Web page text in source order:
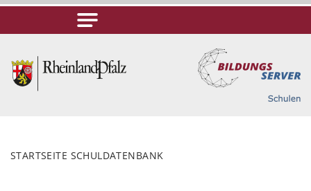
STARTSEITE SCHULDATENBANK